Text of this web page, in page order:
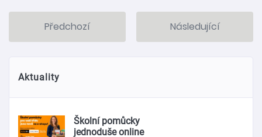
Předchozí Následující
Aktuality
Školní pomůcky
jednoduše online